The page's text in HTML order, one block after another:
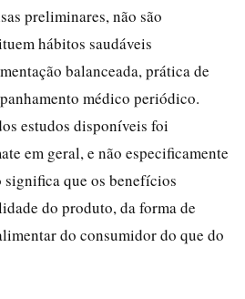
preliminares, não são
hábitos saudáveis
balanceada, prática de
médico periódico.
estudos disponíveis foi
em geral, e não especificamente
significa que os benefícios
do produto, da forma de
do consumidor do que do